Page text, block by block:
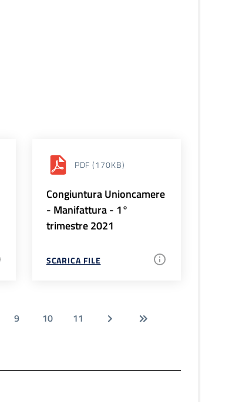
PDF (170KB)
Congiuntura Unioncamere
- Manifattura - 1°
trimestre 2021
SCARICA FILE
9 10 11